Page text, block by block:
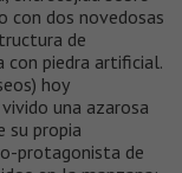
con dos novedosas
de
piedra artificial.
hoy
una azarosa
su propia
protagonista de